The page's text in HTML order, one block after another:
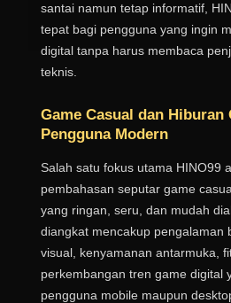
santai namun tetap informatif,
tepat bagi pengguna yang ingin
digital tanpa harus membaca
teknis.
Game Casual dan
Pengguna Modern
Salah satu fokus utama HINO99
pembahasan seputar game
yang ringan, seru, dan mudah
diangkat mencakup pengalaman
visual, kenyamanan antarmuka,
perkembangan tren game digital
pengguna mobile maupun